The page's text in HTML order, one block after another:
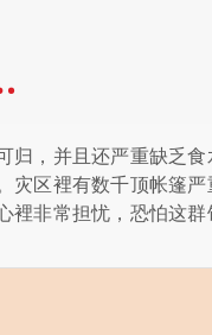
归，并且还严重缺乏
灾区裡有数千顶帐篷
裡非常担忧，恐怕这